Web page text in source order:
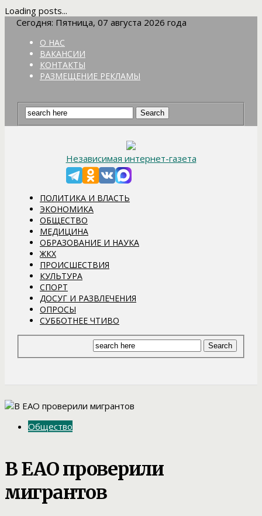
Loading posts...
Сегодня: Пятница, 07 августа 2026 года
О НАС
ВАКАНСИИ
КОНТАКТЫ
РАЗМЕЩЕНИЕ РЕКЛАМЫ
Независимая интернет-газета
ПОЛИТИКА И ВЛАСТЬ
ЭКОНОМИКА
ОБЩЕСТВО
МЕДИЦИНА
ОБРАЗОВАНИЕ И НАУКА
ЖКХ
ПРОИСШЕСТВИЯ
КУЛЬТУРА
СПОРТ
ДОСУГ И РАЗВЛЕЧЕНИЯ
ОПРОСЫ
СУББОТНЕЕ ЧТИВО
Общество
В ЕАО проверили
мигрантов